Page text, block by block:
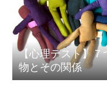
【心理テスト】７
物とその関係